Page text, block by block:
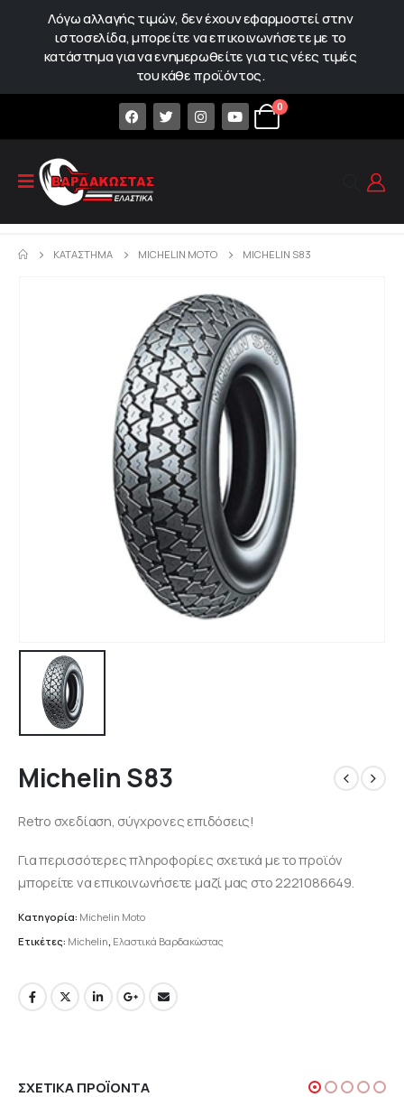
Λόγω αλλαγής τιμών, δεν έχουν εφαρμοστεί στην
ιστοσελίδα, μπορείτε να επικοινωνήσετε με το
κατάστημα για να ενημερωθείτε για τις νέες τιμές
του κάθε προϊόντος.
0
ΚΑΤΆΣΤΗΜΑ MICHELIN MOTO MICHELIN S83
Michelin S83
Retro σχεδίαση, σύγχρονες επιδόσεις!
Για περισσότερες πληροφορίες σχετικά με το προϊόν
μπορείτε να επικοινωνήσετε μαζί μας στο 2221086649.
Κατηγορία: Michelin Moto
Ετικέτες: Michelin, Ελαστικά Βαρδακώστας
ΣΧΕΤΙΚΆ ΠΡΟΪΌΝΤΑ